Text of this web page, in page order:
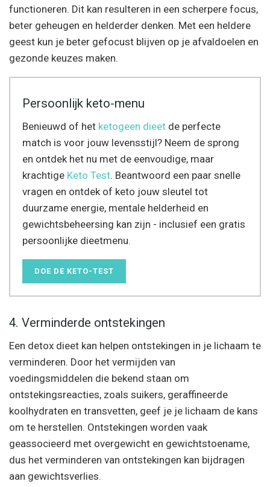
functioneren. Dit kan resulteren in een scherpere focus,
beter geheugen en helderder denken. Met een heldere
geest kun je beter gefocust blijven op je afvaldoelen en
gezonde keuzes maken.
Persoonlijk keto-menu
Benieuwd of het ketogeen dieet de perfecte
match is voor jouw levensstijl? Neem de sprong
en ontdek het nu met de eenvoudige, maar
krachtige Keto Test. Beantwoord een paar snelle
vragen en ontdek of keto jouw sleutel tot
duurzame energie, mentale helderheid en
gewichtsbeheersing kan zijn - inclusief een gratis
persoonlijke dieetmenu.
DOE DE KETO-TEST
4. Verminderde ontstekingen
Een detox dieet kan helpen ontstekingen in je lichaam te
verminderen. Door het vermijden van
voedingsmiddelen die bekend staan ​​om
ontstekingsreacties, zoals suikers, geraffineerde
koolhydraten en transvetten, geef je je lichaam de kans
om te herstellen. Ontstekingen worden vaak
geassocieerd met overgewicht en gewichtstoename,
dus het verminderen van ontstekingen kan bijdragen
aan gewichtsverlies.